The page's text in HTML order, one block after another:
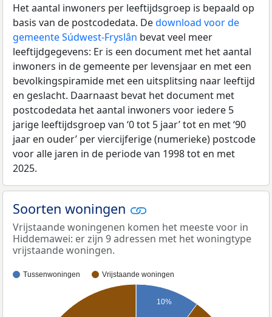
Het aantal inwoners per leeftijdsgroep is bepaald op
basis van de postcodedata. Dedownload voor de
gemeente Súdwest-Fryslân bevat veel meer
leeftijdgegevens: Er is een document met het aantal
inwoners in de gemeente per levensjaar en met een
bevolkingspiramide met een uitsplitsing naar leeftijd
en geslacht. Daarnaast bevat het document met
postcodedata het aantal inwoners voor iedere 5
jarige leeftijdsgroep van ‘0 tot 5 jaar’ tot en met ‘90
jaar en ouder’ per viercijferige (numerieke) postcode
voor alle jaren in de periode van 1998 tot en met
2025.
Soorten woningen
Vrijstaande woningenen komen het meeste voor in
Hiddemawei: er zijn 9 adressen met het woningtype
vrijstaande woningen.
Tussenwoningen Vrijstaande woningen
10%